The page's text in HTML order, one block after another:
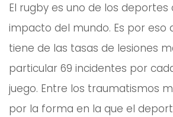
El rugby es uno de los deportes
impacto del mundo. Es por eso
tiene de las tasas de lesiones
particular 69 incidentes por
juego. Entre los traumatismos
por la forma en la que el